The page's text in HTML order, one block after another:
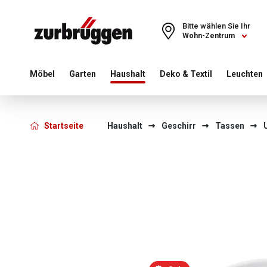
Choose a different country or region to see content for your
Wohn-Zentrum
Bitte wählen Sie Ihr
Möbel Garten Haushalt Deko & Textil Leuchten
Startseite Haushalt Geschirr Tassen